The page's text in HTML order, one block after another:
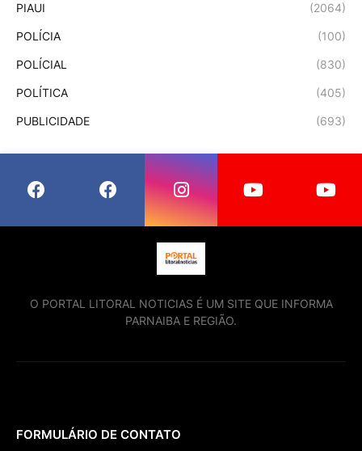
PIAUI (2064)
POLÍCIA (100)
POLÍCIAL (830)
POLÍTICA (405)
PUBLICIDADE (693)
O PORTAL LITORAL NOTICIAS É UM SITE QUE INFORMA
PARNAIBA E REGIÃO.
FORMULÁRIO DE CONTATO